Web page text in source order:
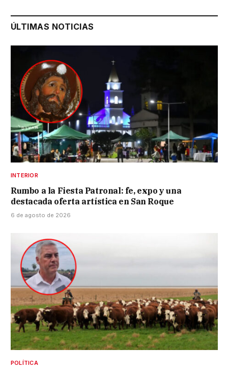
ÚLTIMAS NOTICIAS
INTERIOR
Rumbo a la Fiesta Patronal: fe, expo y una
destacada oferta artística en San Roque
6 de agosto de 2026
POLÍTICA